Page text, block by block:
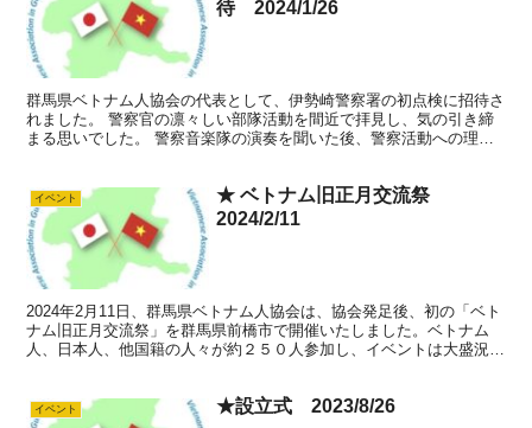
待 2024/1/26
群馬県ベトナム人協会の代表として、伊勢崎警察署の初点検に招待さ
れました。 警察官の凛々しい部隊活動を間近で拝見し、気の引き締
まる思いでした。 警察音楽隊の演奏を聞いた後、警察活動への理解
イベント
★ ベトナム旧正月交流祭
2024/2/11
2024年2月11日、群馬県ベトナム人協会は、協会発足後、初の「ベト
ナム旧正月交流祭」を群馬県前橋市で開催いたしました。ベトナム
人、日本人、他国籍の人々が約２５０人参加し、イベントは大盛況の
イベント ★設立式 2023/8/26